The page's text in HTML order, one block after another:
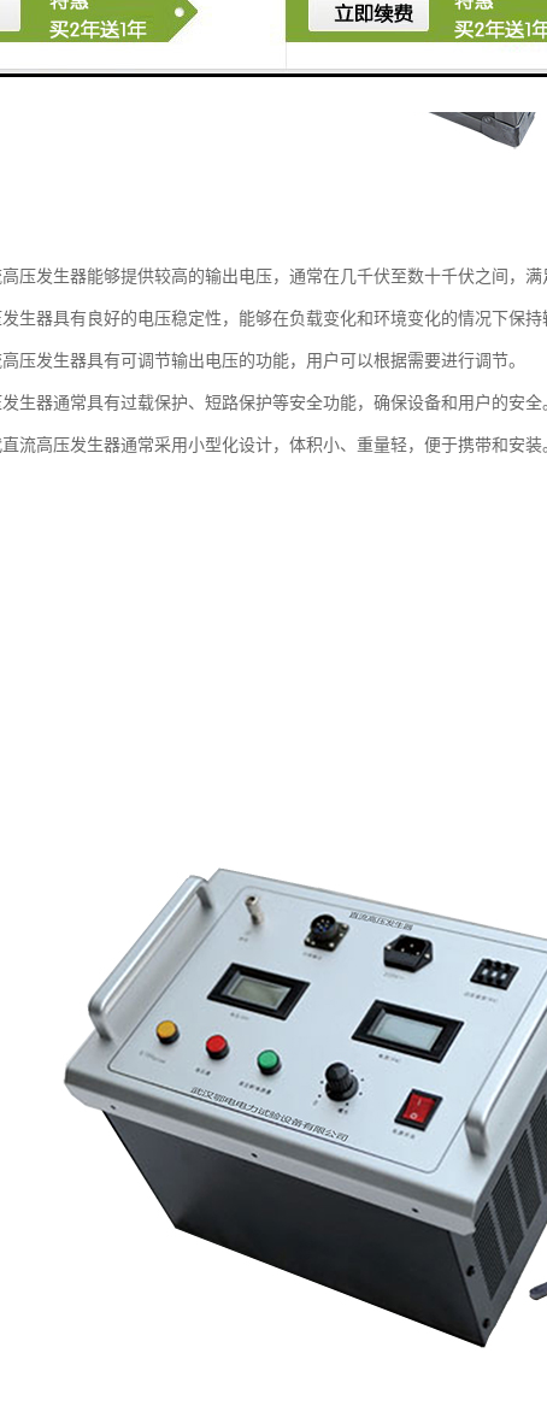
压发生器能够提供较高的输出电压，通常在几千伏至数十千伏之间，
生器具有良好的电压稳定性，能够在负载变化和环境变化的情况下保
压发生器具有可调节输出电压的功能，用户可以根据需要进行调节。
生器通常具有过载保护、短路保护等安全功能，确保设备和用户的安全
流高压发生器通常采用小型化设计，体积小、重量轻，便于携带和安装